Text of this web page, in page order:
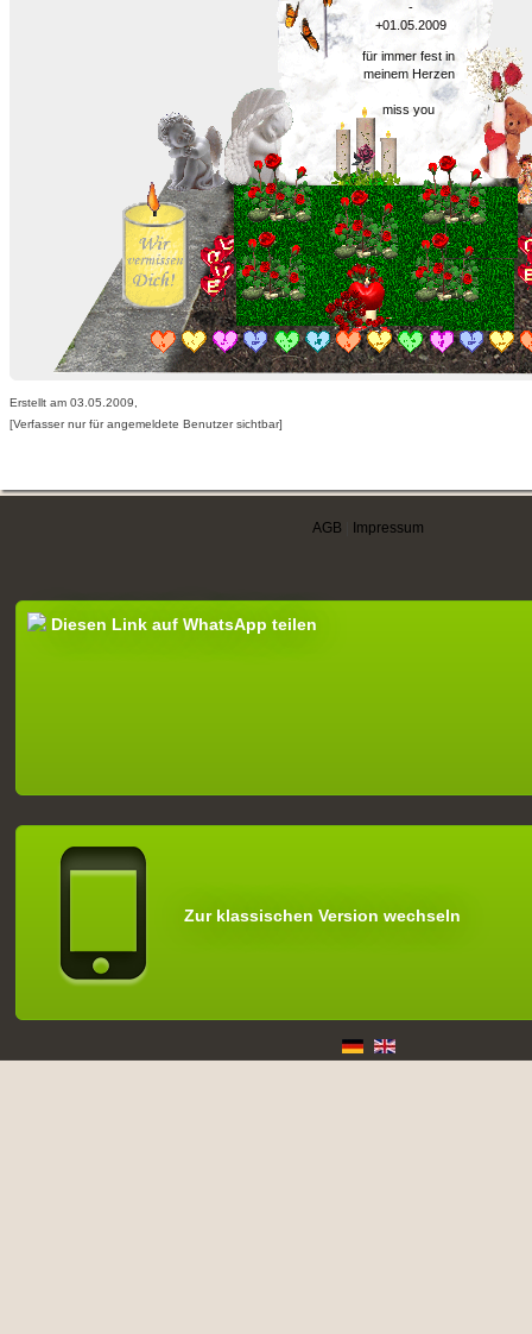
-
+01.05.2009
für immer fest in
meinem Herzen
miss you
Erstellt am 03.05.2009,
[Verfasser nur für angemeldete Benutzer sichtbar]
AGB Impressum
Diesen Link auf WhatsApp teilen
Zur klassischen Version wechseln